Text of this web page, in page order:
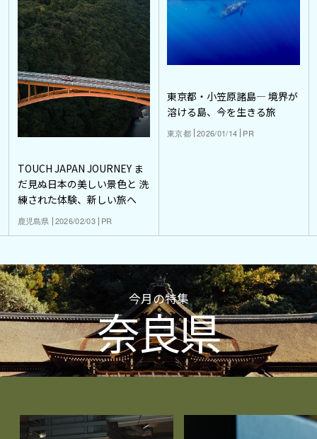
TOUCH JAPAN JOURNEY ま
だ見ぬ日本の美しい景色と 洗
練された体験、新しい旅へ
鹿児島県 2026/02/03 PR
東京都・小笠原諸島― 境界が
溶ける島、今を生きる旅
東京都 2026/01/14 PR
今月の特集
奈良県